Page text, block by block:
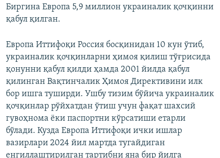
Биргина Европа 5,9 миллион украиналик қочқинни
қабул қилган.
Европа Иттифоқи Россия босқинидан 10 кун ўтиб,
украиналик қочқинларни ҳимоя қилиш тўғрисида
қонунни қабул қилди ҳамда 2001 йилда қабул
қилинган Вақтинчалик Ҳимоя Директивини илк
бор ишга туширди. Ушбу тизим бўйича украиналик
қочқинлар рўйхатдан ўтиш учун фақат шахсий
гувоҳнома ёки паспортни кўрсатиши етарли
бўлади. Кузда Европа Иттифоқи ички ишлар
вазирлари 2024 йил мартда тугайдиган
енгиллаштирилган тартибни яна бир йилга